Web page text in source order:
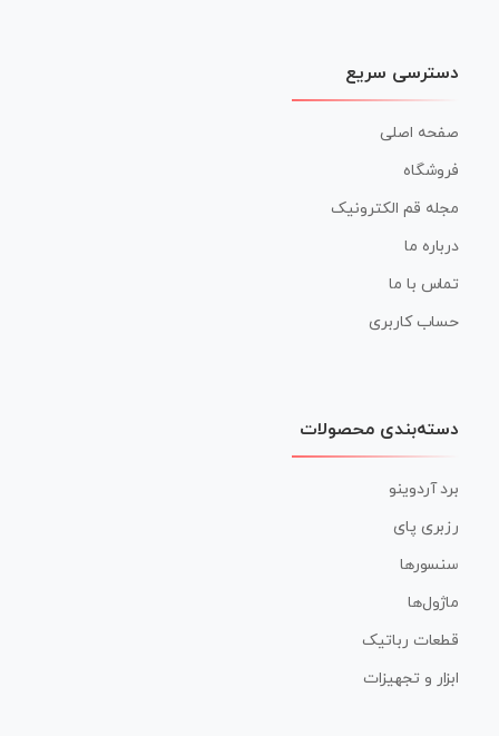
دسترسی سریع
صفحه اصلی
فروشگاه
مجله قم الکترونیک
درباره ما
تماس با ما
حساب کاربری
دسته‌بندی محصولات
برد آردوینو
رزبری پای
سنسورها
ماژول‌ها
قطعات رباتیک
ابزار و تجهیزات